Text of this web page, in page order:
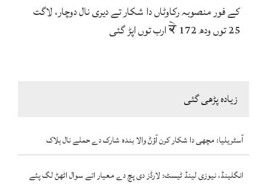
کے فور منصوبہ رکاوٹاں دا شکار تے دیری نال دوچار، لاگت
25 توں ودھ ਕੇ 172 ارب توں اپڑ گئی
زیادہ پڑھی گئی
آسٹریلیا: مچھی دا شکار کرن آؤݨ والا بندہ شارک دے حملے نال ہلاک
انگلینڈ، نیوزی لینڈ ٹیسٹ: لارڈز دی پچ دے معیار اتے سوال اٹھݨ لگ پئے